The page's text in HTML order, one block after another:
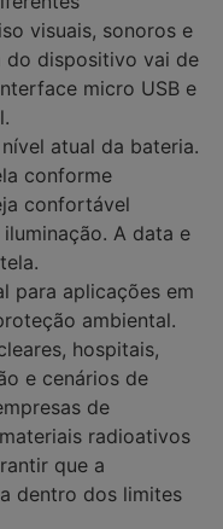
visuais, sonoros e
do dispositivo vai de
micro USB e
atual da bateria.
conforme
confortável
A data e
para aplicações em
ambiental.
hospitais,
e cenários de
de
radioativos
que a
dentro dos limites